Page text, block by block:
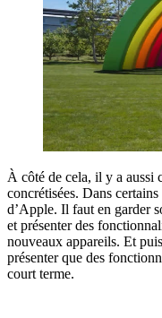
À côté de cela, il y a aussi
concrétisées. Dans
d’Apple. Il faut en garder
et présenter des
nouveaux appareils. Et
présenter que des
court terme.